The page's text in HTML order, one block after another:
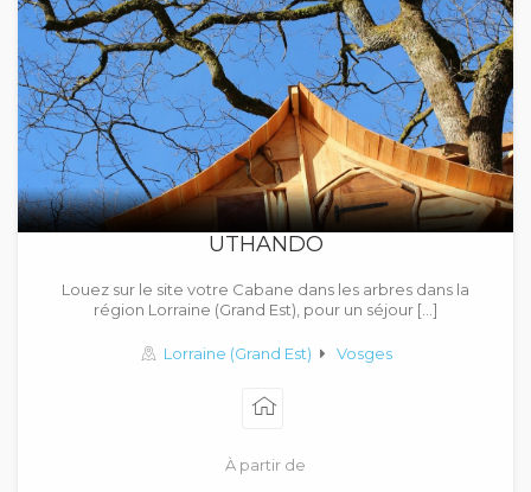
UTHANDO
Louez sur le site votre Cabane dans les arbres dans la
région Lorraine (Grand Est), pour un séjour […]
Lorraine (Grand Est) Vosges
À partir de